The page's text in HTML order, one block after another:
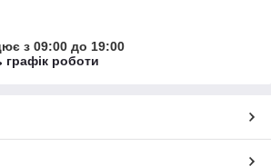
з 09:00 до 19:00
графік роботи